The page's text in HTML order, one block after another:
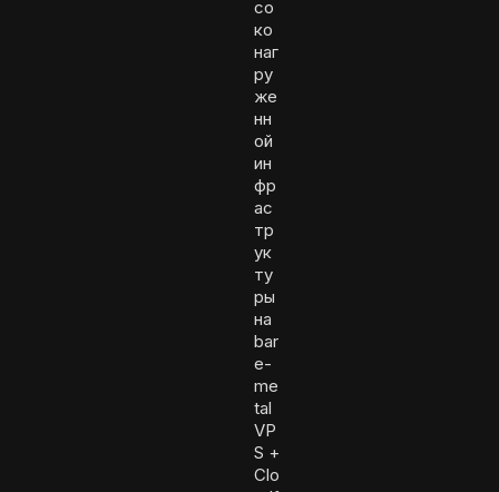
со
ко
наг
ру
же
нн
ой
ин
фр
ас
тр
ук
ту
ры
на
bar
e-
me
tal
VP
S +
Clo